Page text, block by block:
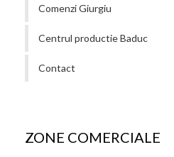
Comenzi Giurgiu
Centrul productie Baduc
Contact
ZONE COMERCIALE